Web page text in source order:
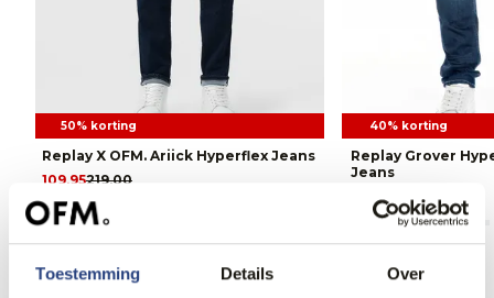
Toestemming Details Over
50% korting
Replay X OFM. Ariick Hyperflex Jeans
219,00
109,95
40% korting
Replay Grover
Jeans
179,00
106,95